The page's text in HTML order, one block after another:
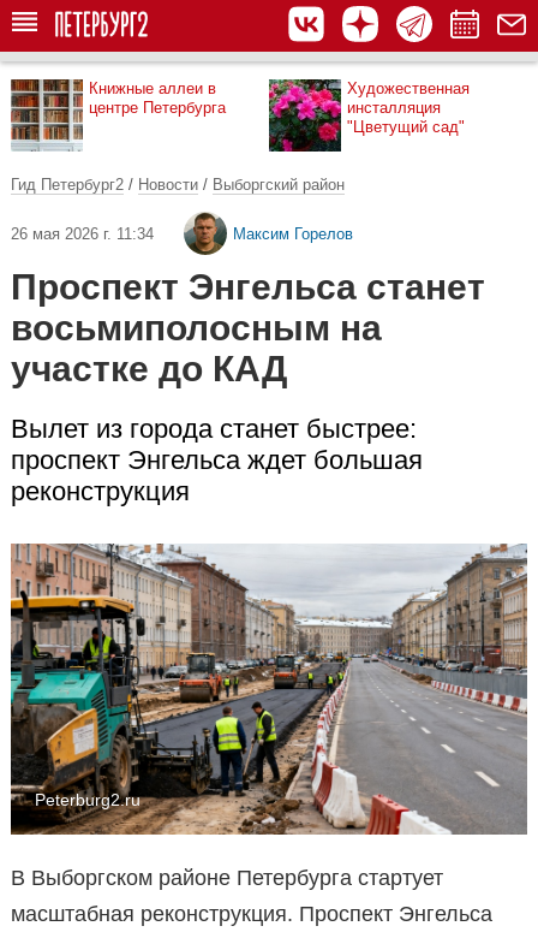
Книжные аллеи в
центре Петербурга
Художественная
инсталляция
"Цветущий сад"
Гид Петербург2 / Новости / Выборгский район
26 мая 2026 г. 11:34 Максим Горелов
Проспект Энгельса станет
восьмиполосным на
участке до КАД
Вылет из города станет быстрее:
проспект Энгельса ждет большая
реконструкция
Peterburg2.ru
В Выборгском районе Петербурга стартует
масштабная реконструкция. Проспект Энгельса